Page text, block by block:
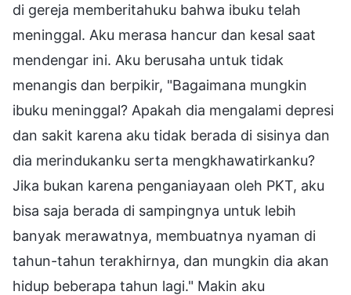
di gereja memberitahuku bahwa ibuku telah
meninggal. Aku merasa hancur dan kesal saat
mendengar ini. Aku berusaha untuk tidak
menangis dan berpikir, "Bagaimana mungkin
ibuku meninggal? Apakah dia mengalami depresi
dan sakit karena aku tidak berada di sisinya dan
dia merindukanku serta mengkhawatirkanku?
Jika bukan karena penganiayaan oleh PKT, aku
bisa saja berada di sampingnya untuk lebih
banyak merawatnya, membuatnya nyaman di
tahun-tahun terakhirnya, dan mungkin dia akan
hidup beberapa tahun lagi." Makin aku